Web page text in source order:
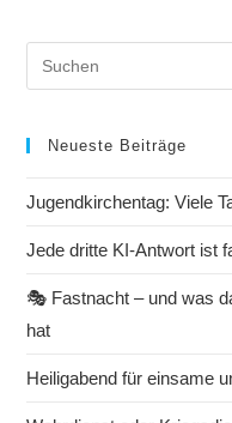
Neueste Beiträge
Jugendkirchentag: Viele
Jede dritte KI-Antwort ist
🎭 Fastnacht – und was
hat
Heiligabend für einsame